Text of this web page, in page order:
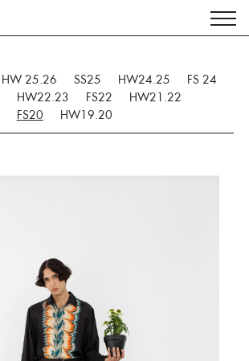
HW 25.26 SS25 HW24.25
FS 24
HW22.23 FS22
HW21.22
FS20 HW19.20